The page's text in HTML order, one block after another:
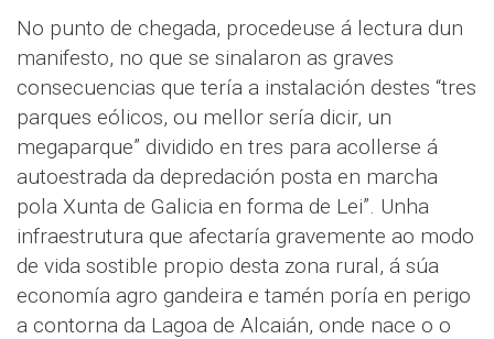
No punto de chegada, procedeuse á lectura dun
manifesto, no que se sinalaron as graves
consecuencias que tería a instalación destes “tres
parques eólicos, ou mellor sería dicir, un
megaparque” dividido en tres para acollerse á
autoestrada da depredación posta en marcha
pola Xunta de Galicia en forma de Lei”. Unha
infraestrutura que afectaría gravemente ao modo
de vida sostible propio desta zona rural, á súa
economía agro gandeira e tamén poría en perigo
a contorna da Lagoa de Alcaián, onde nace o o